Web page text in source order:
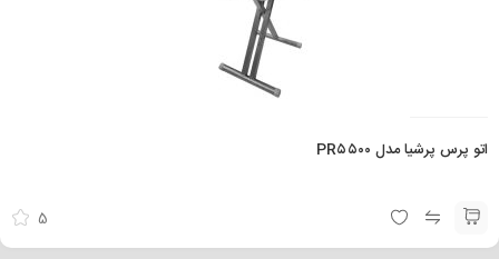
اتو پرس پرشیا مدل PR۵۵۰۰
5